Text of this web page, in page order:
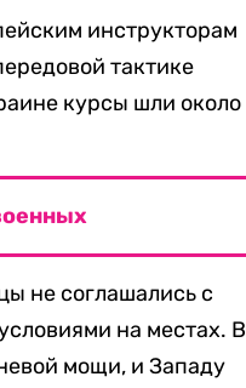
инструкторам
тактике
курсы шли около
не соглашались с
на местах. В
мощи, и Западу